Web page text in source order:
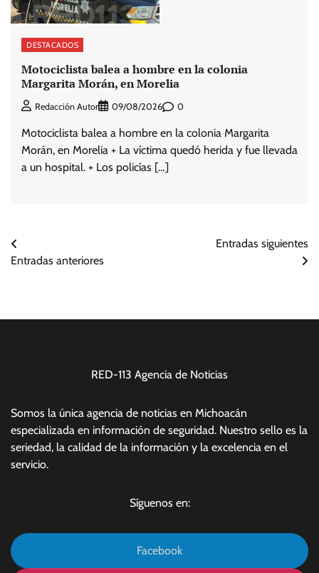
DESTACADOS
Motociclista balea a hombre en la colonia
Margarita Morán, en Morelia
Redacción Autor 09/08/2026 0
Motociclista balea a hombre en la colonia Margarita
Morán, en Morelia + La víctima quedó herida y fue llevada
a un hospital. + Los policías […]
Navegación
Entradas anteriores
Entradas siguientes
RED-113 Agencia de Noticias
Somos la única agencia de noticias en Michoacán
especializada en información de seguridad. Nuestro sello es la
seriedad, la calidad de la información y la excelencia en el
servicio.
Síguenos en:
Facebook